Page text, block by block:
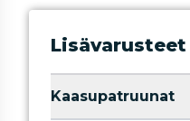
Lisävarusteet
Kaasupatruunat